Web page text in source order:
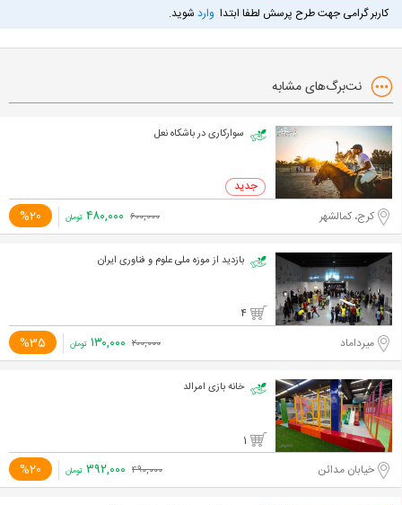
کاربر گرامی جهت طرح پرسش لطفا ابتدا وارد شوید.
نت‌برگ‌های مشابه
سوارکاری در باشکاه نعل
کرج، کمالشهر %20 ۶۰۰,۰۰۰ ۴۸۰,۰۰۰ تومان
بازدید از موزه ملی علوم و فناوری ایران
4
میرداماد %35 ۲۰۰,۰۰۰ ۱۳۰,۰۰۰ تومان
خانه بازی امرالد
1
خیابان مدائن %20 ۴۹۰,۰۰۰ ۳۹۲,۰۰۰ تومان